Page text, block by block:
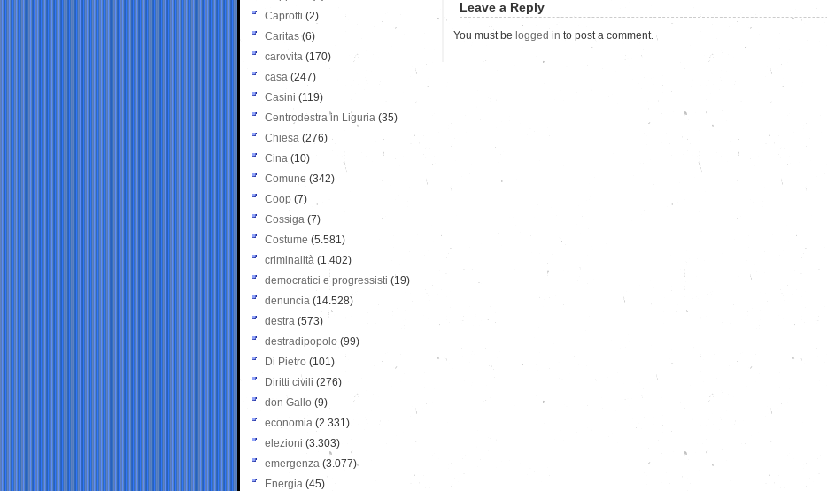
Leave a Reply
You must be logged in to post a comment.
Caprotti (2)
Caritas (6)
carovita (170)
casa (247)
Casini (119)
Centrodestra in Liguria (35)
Chiesa (276)
Cina (10)
Comune (342)
Coop (7)
Cossiga (7)
Costume (5.581)
criminalità (1.402)
democratici e progressisti (19)
denuncia (14.528)
destra (573)
destradipopolo (99)
Di Pietro (101)
Diritti civili (276)
don Gallo (9)
economia (2.331)
elezioni (3.303)
emergenza (3.077)
Energia (45)